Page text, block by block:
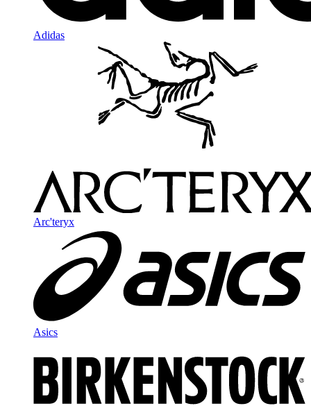
Adidas
Arc'teryx
Asics